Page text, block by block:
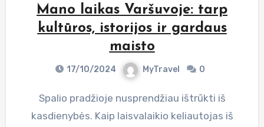
Mano laikas Varšuvoje: tarp
kultūros, istorijos ir gardaus
maisto
17/10/2024 MyTravel 0
Spalio pradžioje nusprendžiau ištrūkti iš
kasdienybės. Kaip laisvalaikio keliautojas iš